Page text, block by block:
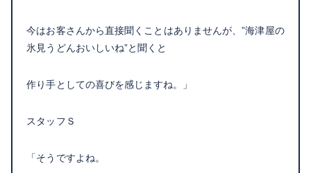
今はお客さんから直接聞くことはありませんが、”海津屋の
氷見うどんおいしいね”と聞くと
作り手としての喜びを感じますね。」
スタッフＳ
「そうですよね。